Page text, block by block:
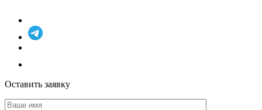
Оставить заявку